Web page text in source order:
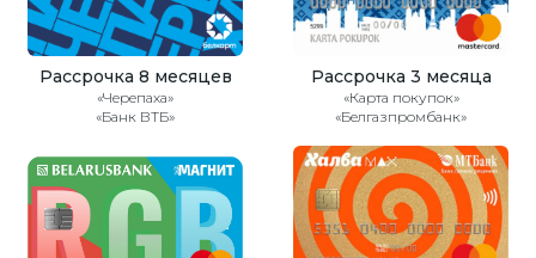
Рассрочка 8 месяцев
«Черепаха»
«Банк ВТБ»
Рассрочка 3 месяца
«Карта покупок»
«Белгазпромбанк»